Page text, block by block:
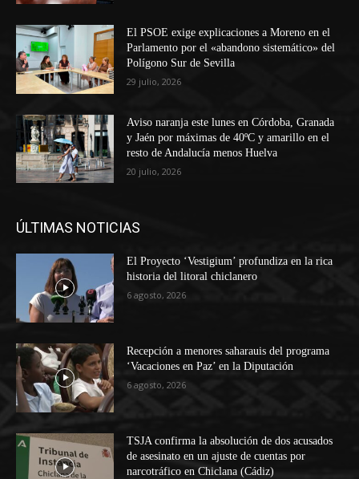
El PSOE exige explicaciones a Moreno en el
Parlamento por el «abandono sistemático» del
Polígono Sur de Sevilla
29 julio, 2026
Aviso naranja este lunes en Córdoba, Granada
y Jaén por máximas de 40ºC y amarillo en el
resto de Andalucía menos Huelva
20 julio, 2026
ÚLTIMAS NOTICIAS
El Proyecto ‘Vestigium’ profundiza en la rica
historia del litoral chiclanero
6 agosto, 2026
Recepción a menores saharauis del programa
‘Vacaciones en Paz’ en la Diputación
6 agosto, 2026
TSJA confirma la absolución de dos acusados
de asesinato en un ajuste de cuentas por
narcotráfico en Chiclana (Cádiz)